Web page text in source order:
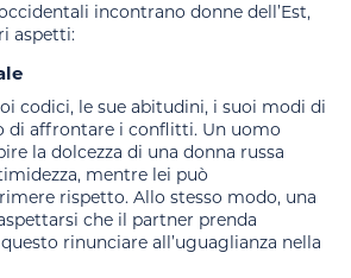
incontrano donne dell’Est,
aspetti:
codici, le sue abitudini, i suoi modi di
di affrontare i conflitti. Un uomo
la dolcezza di una donna russa
mentre lei può
rispetto. Allo stesso modo, una
che il partner prenda
rinunciare all’uguaglianza nella